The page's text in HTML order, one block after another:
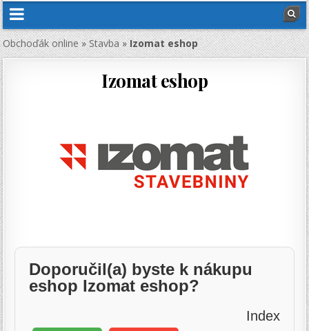
Obchoďák online»Stavba»Izomat eshop
Izomat eshop
Doporučil(a) byste k nákupu
eshop Izomat eshop?
Index